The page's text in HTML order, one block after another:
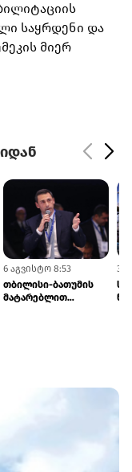
საყრდენი და
მიერ
6 აგვისტო 8:53
თბილისი-ბათუმის
მატარებლით